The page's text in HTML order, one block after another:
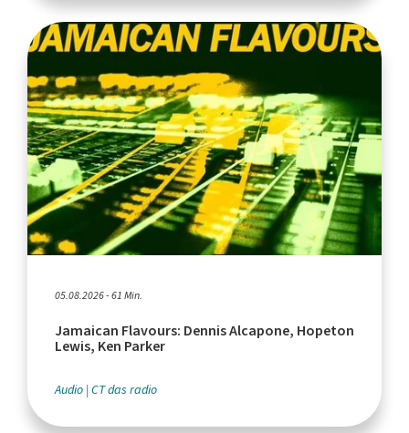
05.08.2026 - 61 Min.
Jamaican Flavours: Dennis Alcapone, Hopeton
Lewis, Ken Parker
Audio CT das radio